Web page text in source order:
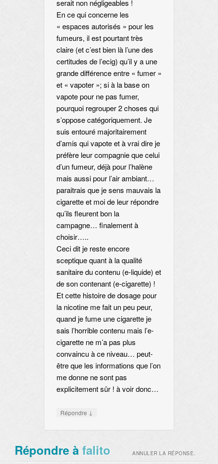
serait non négligeables !
En ce qui concerne les
« espaces autorisés » pour les
fumeurs, il est pourtant très
claire (et c’est bien là l’une des
certitudes de l’ecig) qu’il y a une
grande différence entre « fumer »
et « vapoter »; si à la base on
vapote pour ne pas fumer,
pourquoi regrouper 2 choses qui
s’oppose catégoriquement. Je
suis entouré majoritairement
d’amis qui vapote et à vrai dire je
préfère leur compagnie que celui
d’un fumeur, déjà pour l’halène
mais aussi pour l’air ambiant…
paraitrais que je sens mauvais la
cigarette et moi de leur répondre
qu’ils fleurent bon la
campagne… finalement à
choisir…..
Ceci dit je reste encore
sceptique quant à la qualité
sanitaire du contenu (e-liquide) et
de son contenant (e-cigarette) !
Et cette histoire de dosage pour
la nicotine me fait un peu peur,
quand je fume une cigarette je
sais l’horrible contenu mais l’e-
cigarette ne m’a pas plus
convaincu à ce niveau… peut-
être que les informations que l’on
me donne ne sont pas
explicitement sûr ! à voir donc…
Répondre ↓
Répondre à falito ANNULER LA RÉPONSE.